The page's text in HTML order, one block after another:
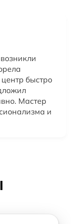
быстро
Мастер
и